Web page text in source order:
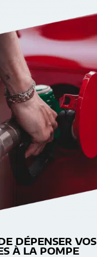
DÉPENSER VOS
À LA POMPE